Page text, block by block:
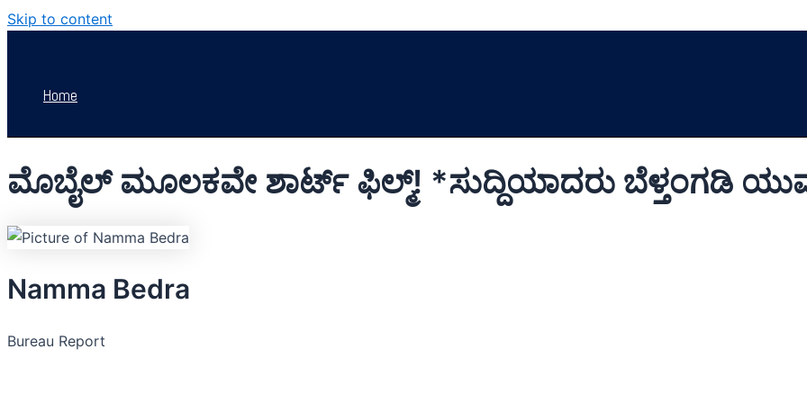
Skip to content
Home
ಮೊಬೈಲ್ ಮೂಲಕವೇ ಶಾರ್ಟ್ ಫಿಲ್ಮ್! *ಸುದ್ದಿಯಾದರು ಬೆಳ್ತಂಗಡಿ
Namma Bedra
Bureau Report